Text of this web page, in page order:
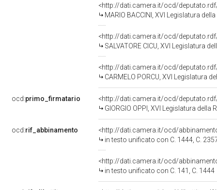
<http://dati.camera.it/ocd/
MARIO BACCINI, XVI Legislatura
<http://dati.camera.it/ocd/
SALVATORE CICU, XVI Legislatura
<http://dati.camera.it/ocd/
CARMELO PORCU, XVI Legislatura
ocd:primo_firmatario
<http://dati.camera.it/ocd/
GIORGIO OPPI, XVI Legislatura della
ocd:rif_abbinamento
<http://dati.camera.it/ocd/
in testo unificato con C. 1444, C.
<http://dati.camera.it/ocd/
in testo unificato con C. 141, C. 1444